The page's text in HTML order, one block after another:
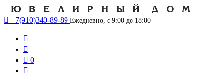
 +7(910)340-89-89 Ежедневно, с 9:00 до 18:00


 0
